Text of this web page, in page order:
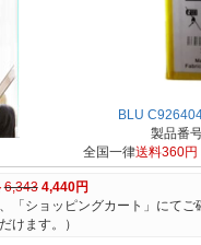
BLU
製品番
全国一律送料360円
6,343 4,440円
「ショッピングカート」にてご
けます。）